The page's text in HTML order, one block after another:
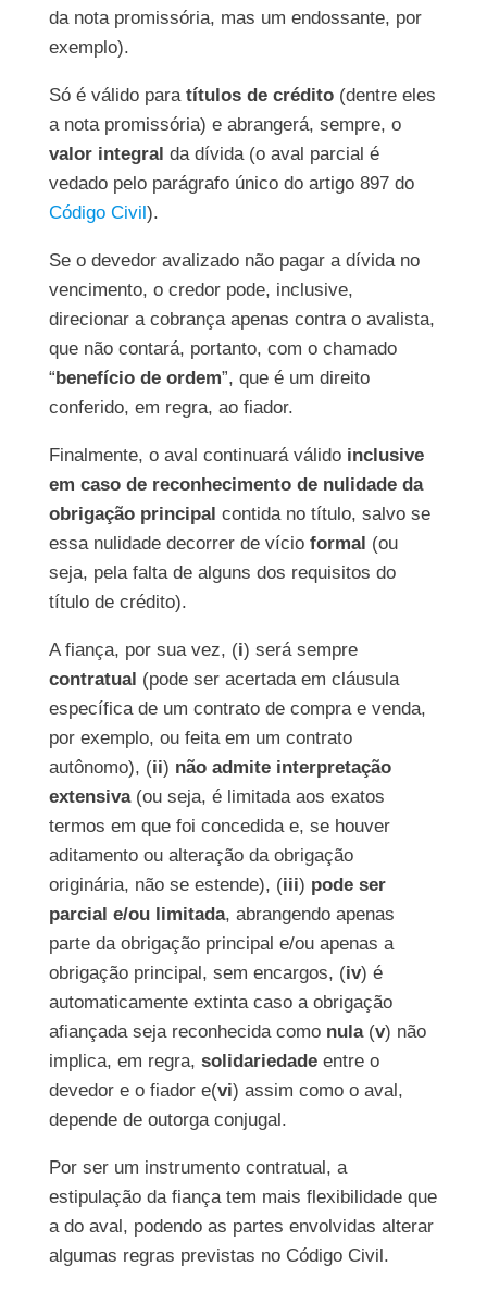
da nota promissória, mas um endossante, por
exemplo).
Só é válido para títulos de crédito(dentre eles
a nota promissória) e abrangerá, sempre, o
valor integral da dívida (o aval parcial é
vedado pelo parágrafo único do artigo 897 do
Código Civil).
Se o devedor avalizado não pagar a dívida no
vencimento, o credor pode, inclusive,
direcionar a cobrança apenas contra o avalista,
que não contará, portanto, com o chamado
“benefício de ordem”, que é um direito
conferido, em regra, ao fiador.
Finalmente, o aval continuará válido inclusive
em caso de reconhecimento de nulidade da
obrigação principal contida no título, salvo se
essa nulidade decorrer de vício formal (ou
seja, pela falta de alguns dos requisitos do
título de crédito).
A fiança, por sua vez, (i) será sempre
contratual (pode ser acertada em cláusula
específica de um contrato de compra e venda,
por exemplo, ou feita em um contrato
autônomo), (ii) não admite interpretação
extensiva(ou seja, é limitada aos exatos
termos em que foi concedida e, se houver
aditamento ou alteração da obrigação
originária, não se estende), (iii) pode ser
parcial e/ou limitada, abrangendo apenas
parte da obrigação principal e/ou apenas a
obrigação principal, sem encargos, (iv) é
automaticamente extinta caso a obrigação
afiançada seja reconhecida como nula(v) não
implica, em regra, solidariedadeentre o
devedor e o fiador e(vi) assim como o aval,
depende de outorga conjugal.
Por ser um instrumento contratual, a
estipulação da fiança tem mais flexibilidade que
a do aval, podendo as partes envolvidas alterar
algumas regras previstas no Código Civil.